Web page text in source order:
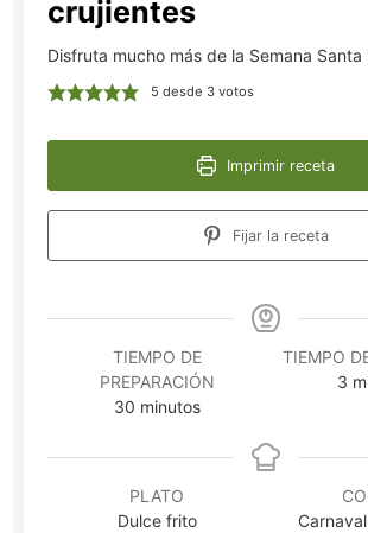
crujientes
Disfruta mucho más de la Semana Santa
5 desde 3 votos
Imprimir receta
Fijar la receta
TIEMPO DE
PREPARACIÓN
30minutos
minutos
TIEMPO
3
PLATO
Dulce frito